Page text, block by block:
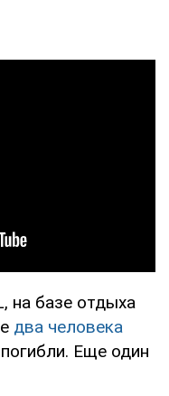
на базе отдыха
два человека
Еще один